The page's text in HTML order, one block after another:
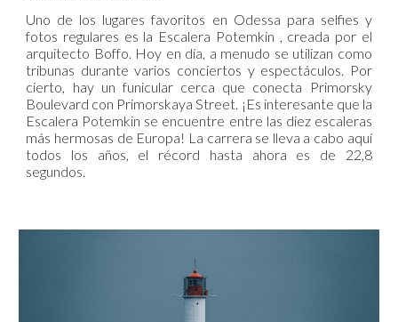
Uno de los lugares favoritos en Odessa para selfies y
fotos regulares es la Escalera Potemkin , creada por el
arquitecto Boffo. Hoy en día, a menudo se utilizan como
tribunas durante varios conciertos y espectáculos. Por
cierto, hay un funicular cerca que conecta Primorsky
Boulevard con Primorskaya Street. ¡Es interesante que la
Escalera Potemkin se encuentre entre las diez escaleras
más hermosas de Europa! La carrera se lleva a cabo aquí
todos los años, el récord hasta ahora es de 22,8
segundos.